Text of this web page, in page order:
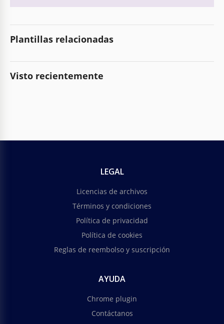
Plantillas relacionadas
Visto recientemente
LEGAL
Licencias de archivos
Términos y condiciones
Política de privacidad
Política de cookies
Reglas de reembolso y suscripción
AYUDA
Chrome plugin
Contáctanos